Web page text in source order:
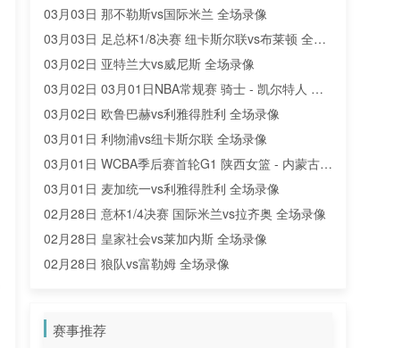
03月03日 那不勒斯vs国际米兰 全场录像
03月03日 足总杯1/8决赛 纽卡斯尔联vs布莱顿 全场
录像
03月02日 亚特兰大vs威尼斯 全场录像
03月02日 03月01日NBA常规赛 骑士 - 凯尔特人 全
场录像
03月02日 欧鲁巴赫vs利雅得胜利 全场录像
03月01日 利物浦vs纽卡斯尔联 全场录像
03月01日 WCBA季后赛首轮G1 陕西女篮 - 内蒙古女
篮 全场录像
03月01日 麦加统一vs利雅得胜利 全场录像
02月28日 意杯1/4决赛 国际米兰vs拉齐奥 全场录像
02月28日 皇家社会vs莱加内斯 全场录像
02月28日 狼队vs富勒姆 全场录像
像
02月27日 02月26日NBA常规赛 独行侠 - 湖人 全场
赛事推荐